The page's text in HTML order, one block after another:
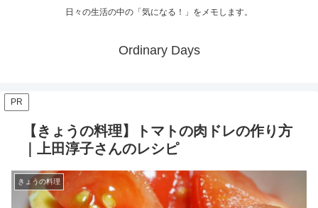
日々の生活の中の「気になる！」をメモします。
Ordinary Days
PR
【きょうの料理】トマトの肉ドレの作り方
｜上田淳子さんのレシピ
きょうの料理